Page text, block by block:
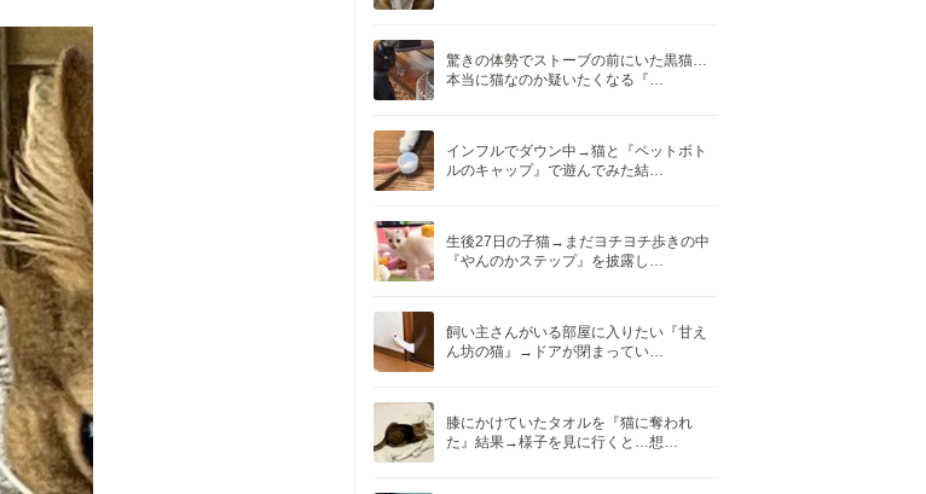
e
驚きの体勢でストーブの前にいた黒猫…
本当に猫なのか疑いたくなる『…
インフルでダウン中→猫と『ペットボト
ルのキャップ』で遊んでみた結…
生後27日の子猫→まだヨチヨチ歩きの中
『やんのかステップ』を披露し…
飼い主さんがいる部屋に入りたい『甘え
ん坊の猫』→ドアが閉まってい…
膝にかけていたタオルを『猫に奪われ
た』結果→様子を見に行くと…想…